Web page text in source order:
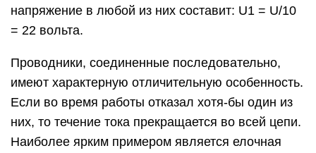
напряжение в любой из них составит: U1 = U/10
= 22 вольта.
Проводники, соединенные последовательно,
имеют характерную отличительную особенность.
Если во время работы отказал хотя-бы один из
них, то течение тока прекращается во всей цепи.
Наиболее ярким примером является елочная